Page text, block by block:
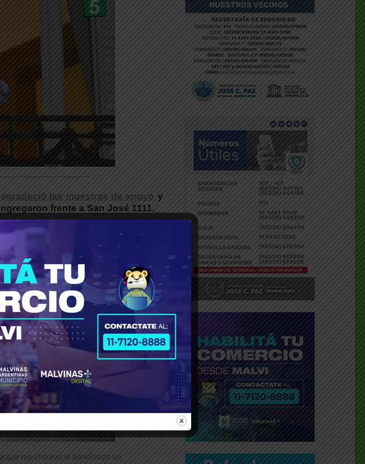
agradeció las muestras de apoyo y
frente a San José 1111.
que marchó tras el banderazo en